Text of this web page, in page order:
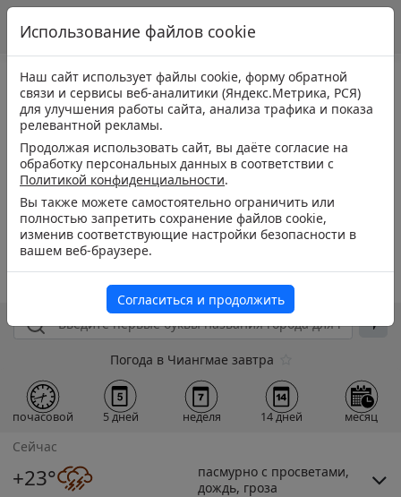
Погода в Чиангмае завтра
почасовой 5 дней неделя 14 дней месяц
Сейчас
+23°
пасмурно с просветами,
дождь, гроза
Использование файлов cookie
Наш сайт использует файлы cookie, форму обратной
связи и сервисы веб-аналитики (Яндекс.Метрика, РСЯ)
для улучшения работы сайта, анализа трафика и показа
релевантной рекламы.
Продолжая использовать сайт, вы даёте согласие на
обработку персональных данных в соответствии с
Политикой конфиденциальности.
Вы также можете самостоятельно ограничить или
полностью запретить сохранение файлов cookie,
изменив соответствующие настройки безопасности в
вашем веб-браузере.
Согласиться и продолжить